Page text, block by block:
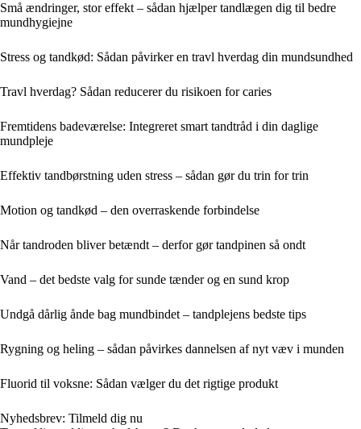
Små ændringer, stor effekt – sådan hjælper tandlægen dig til bedre
mundhygiejne
Stress og tandkød: Sådan påvirker en travl hverdag din mundsundhed
Travl hverdag? Sådan reducerer du risikoen for caries
Fremtidens badeværelse: Integreret smart tandtråd i din daglige
mundpleje
Effektiv tandbørstning uden stress – sådan gør du trin for trin
Motion og tandkød – den overraskende forbindelse
Når tandroden bliver betændt – derfor gør tandpinen så ondt
Vand – det bedste valg for sunde tænder og en sund krop
Undgå dårlig ånde bag mundbindet – tandplejens bedste tips
Rygning og heling – sådan påvirkes dannelsen af nyt væv i munden
Fluorid til voksne: Sådan vælger du det rigtige produkt
Nyhedsbrev: Tilmeld dig nu